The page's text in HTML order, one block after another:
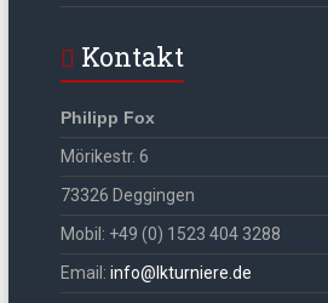
Kontakt
Philipp Fox
Mörikestr. 6
73326 Deggingen
Mobil: +49 (0) 1523 404 3288
Email: info@lkturniere.de